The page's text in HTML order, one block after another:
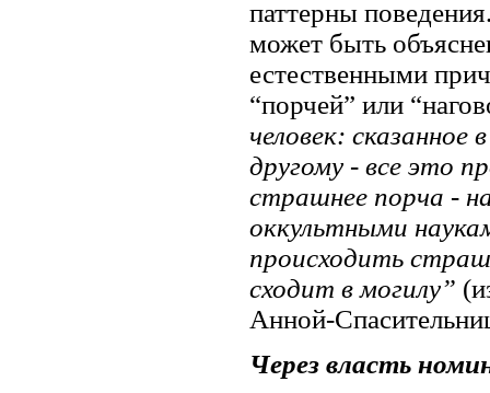
паттерны
может быть
естественными
“порчей” или
человек: сказанное
другому - все это
страшнее порча -
оккультными
происходить
сходит в могилу”
Анной-
Через власть